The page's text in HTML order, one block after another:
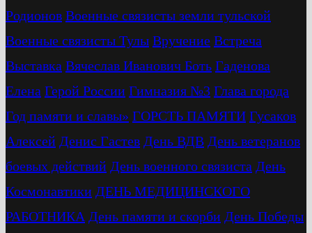
Родионов Военные связисты земли тульской
Военные связисты Тулы Вручение Встреча
Выставка Вячеслав Иванович Боть Гаденова
Елена Герой России Гимназия №3 Глава города
Год памяти и славы» ГОРСТЬ ПАМЯТИ Гусаков
Алексей Денис Гастев День ВДВ День ветеранов
боевых действий День военного связиста День
Космонавтики ДЕНЬ МЕДИЦИНСКОГО
РАБОТНИКА День памяти и скорби День Победы